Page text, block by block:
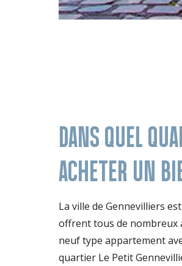
DANS QUEL
ACHETER UN
La ville de Gennevilliers
offrent tous de nombreux
neuf type appartement
quartier Le Petit